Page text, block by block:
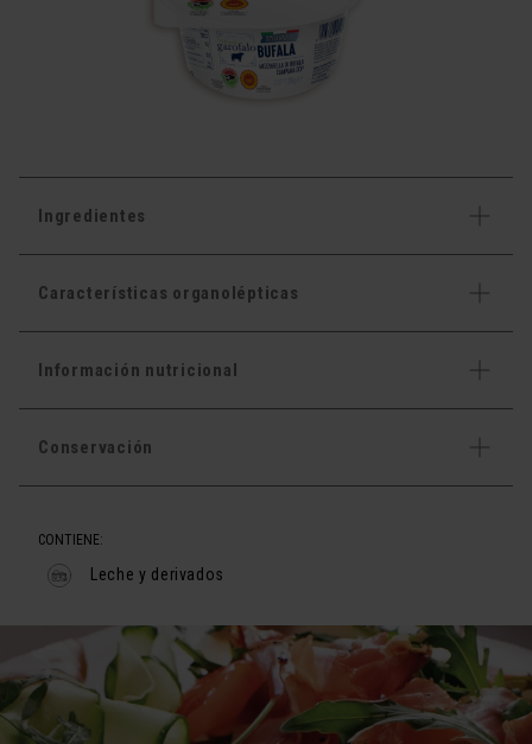
Ingredientes
Características organolépticas
Información nutricional
Conservación
CONTIENE:
Leche y derivados